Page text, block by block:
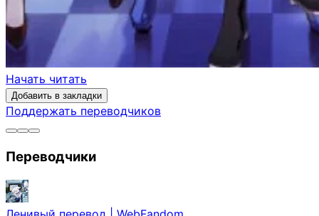
Начать читать
Добавить в закладки
Поддержать переводчиков
Переводчики